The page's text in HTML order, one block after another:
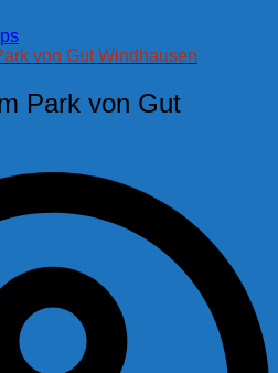
von Gut Windhausen
Park von Gut